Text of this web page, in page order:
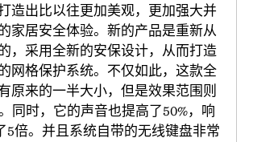
造出比以往更加美观，更加强大并
家居安全体验。新的产品是重新从
，采用全新的安保设计，从而打造
网格保护系统。不仅如此，这款全
原来的一半大小，但是效果范围则
同时，它的声音也提高了50%，响
5倍。并且系统自带的无线键盘非常